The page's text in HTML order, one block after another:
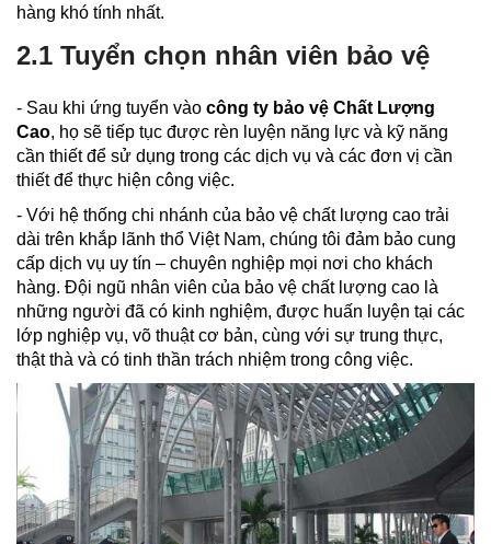
hàng khó tính nhất.
2.1 Tuyển chọn nhân viên bảo vệ
- Sau khi ứng tuyển vào công ty bảo vệ Chất Lượng
Cao, họ sẽ tiếp tục được rèn luyện năng lực và kỹ năng
cần thiết để sử dụng trong các dịch vụ và các đơn vị cần
thiết để thực hiện công việc.
- Với hệ thống chi nhánh của bảo vệ chất lượng cao trải
dài trên khắp lãnh thổ Việt Nam, chúng tôi đảm bảo cung
cấp dịch vụ uy tín – chuyên nghiệp mọi nơi cho khách
hàng. Đội ngũ nhân viên của bảo vệ chất lượng cao là
những người đã có kinh nghiệm, được huấn luyện tại các
lớp nghiệp vụ, võ thuật cơ bản, cùng với sự trung thực,
thật thà và có tinh thần trách nhiệm trong công việc.